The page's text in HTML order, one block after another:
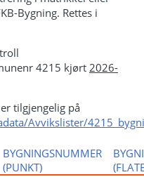
Bygning. Rettes i
4215 kjørt 2026-
tilgjengelig på
Avvikslister/
BYGNINGSNUMMER
(PUNKT)